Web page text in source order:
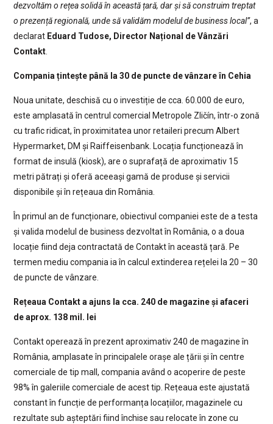
dezvoltăm o rețea solidă în această țară, dar și să construim treptat
o prezență regională, unde să validăm modelul de business local”, a
declarat Eduard Tudose, Director Național de Vânzări
Contakt.
Compania țintește până la 30 de puncte de vânzare în Cehia
Noua unitate, deschisă cu o investiție de cca. 60.000 de euro,
este amplasată în centrul comercial Metropole Zličín, într-o zonă
cu trafic ridicat, în proximitatea unor retaileri precum Albert
Hypermarket, DM și Raiffeisenbank. Locația funcționează în
format de insulă (kiosk), are o suprafață de aproximativ 15
metri pătrați și oferă aceeași gamă de produse și servicii
disponibile și în rețeaua din România.
În primul an de funcționare, obiectivul companiei este de a testa
și valida modelul de business dezvoltat în România, o a doua
locație fiind deja contractată de Contakt în această țară. Pe
termen mediu compania ia în calcul extinderea rețelei la 20 – 30
de puncte de vânzare.
Rețeaua Contakt a ajuns la cca. 240 de magazine și afaceri
de aprox. 138 mil. lei
Contakt operează în prezent aproximativ 240 de magazine în
România, amplasate în principalele orașe ale țării și în centre
comerciale de tip mall, compania având o acoperire de peste
98% în galeriile comerciale de acest tip. Rețeaua este ajustată
constant în funcție de performanța locațiilor, magazinele cu
rezultate sub așteptări fiind închise sau relocate în zone cu